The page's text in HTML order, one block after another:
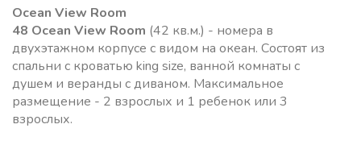
Ocean View Room
48 Ocean View Room (42 кв.м.) - номера в
двухэтажном корпусе с видом на океан. Состоят из
спальни с кроватью king size, ванной комнаты с
душем и веранды с диваном. Максимальное
размещение - 2 взрослых и 1 ребенок или 3
взрослых.